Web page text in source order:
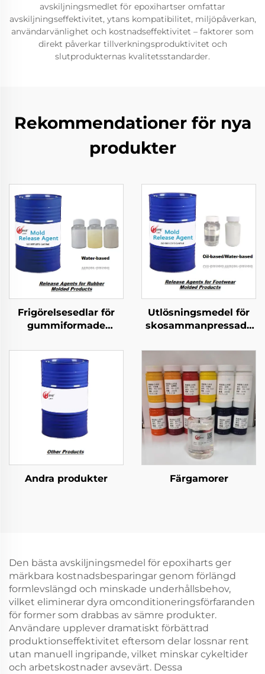
avskiljningsmedlet för epoxihartser omfattar
avskiljningseffektivitet, ytans kompatibilitet, miljöpåverkan,
användarvänlighet och kostnadseffektivitet – faktorer som
direkt påverkar tillverkningsproduktivitet och
slutprodukternas kvalitetsstandarder.
Rekommendationer för nya
produkter
Frigörelsesedlar för
gummiformade
Utlösningsmedel för
skosammanpressade
Andra produkter Färgamorer
Den bästa avskiljningsmedel för epoxiharts ger
märkbara kostnadsbesparingar genom förlängd
formlevslängd och minskade underhållsbehov,
vilket eliminerar dyra omconditioneringsförfaranden
för former som drabbas av sämre produkter.
Användare upplever dramatiskt förbättrad
produktionseffektivitet eftersom delar lossnar rent
utan manuell ingripande, vilket minskar cykeltider
och arbetskostnader avsevärt. Dessa